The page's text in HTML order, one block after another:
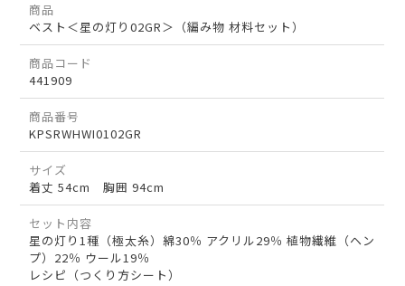
商品
ベスト＜星の灯り02GR＞（編み物 材料セット）
商品コード
441909
商品番号
KPSRWHWI0102GR
サイズ
着丈 54cm 胸囲 94cm
セット内容
星の灯り1種（極太糸）綿30％ アクリル29％ 植物繊維（ヘン
プ）22％ ウール19％
レシピ（つくり方シート）